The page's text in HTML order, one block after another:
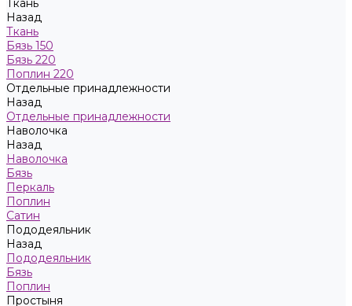
Ткань
Назад
Ткань
Бязь 150
Бязь 220
Поплин 220
Отдельные принадлежности
Назад
Отдельные принадлежности
Наволочка
Назад
Наволочка
Бязь
Перкаль
Поплин
Сатин
Пододеяльник
Назад
Пододеяльник
Бязь
Поплин
Простыня